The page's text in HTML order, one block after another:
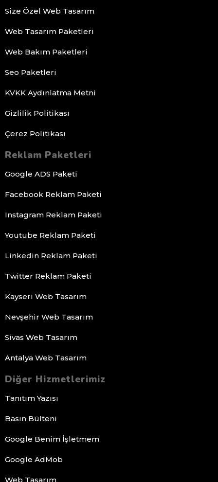
Size Özel Web Tasarım
Web Tasarım Paketleri
Web Bakım Paketleri
Seo Paketleri
KVKK Aydınlatma Metni
Gizlilik Politikası
Çerez Politikası
Reklam Paketleri
Google ADS Paketi
Facebook Reklam Paketi
Instagram Reklam Paketi
Youtube Reklam Paketi
Linkedin Reklam Paketi
Twitter Reklam Paketi
Kayseri Web Tasarım
Nevşehir Web Tasarım
Sivas Web Tasarım
Antalya Web Tasarım
Diğer Hizmetlerimiz
Tanıtım Yazısı
Basın Bülteni
Google Benim İşletmem
Google AdMob
Web Tasarım